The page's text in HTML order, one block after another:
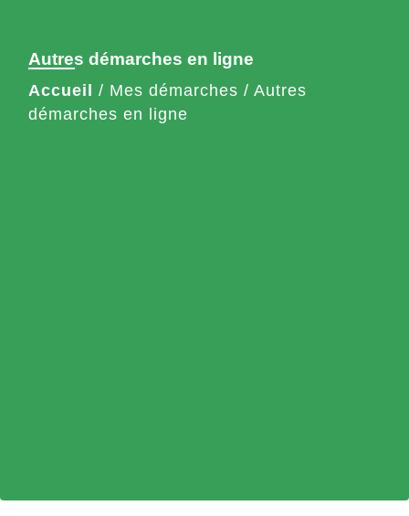
Autres démarches en ligne
Accueil / Mes démarches / Autres
démarches en ligne